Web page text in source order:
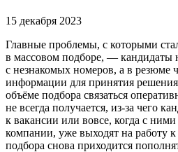
15 декабря 2023
Главные проблемы, с которыми
в массовом подборе, — кандидаты
с незнакомых номеров, а в резюме
информации для принятия
объёме подбора связаться
не всегда получается, из-за чего
к вакансии или вовсе, когда с ними
компании, уже выходят на работу
подбора снова приходится